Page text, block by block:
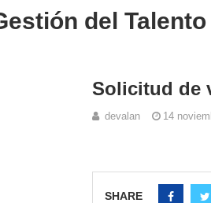
del
Solicitud de
devalan 14
SHARE